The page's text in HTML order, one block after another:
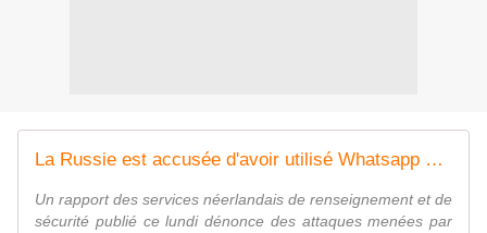
La Russie est accusée d'avoir utilisé Whatsapp et Signal pour mener des cyberattaques contre des fonctionnaires du gouvernement néerlandais, afin d'accéder "à des informations sensibles"
Un rapport des services néerlandais de renseignement et de
sécurité publié ce lundi dénonce des attaques menées par